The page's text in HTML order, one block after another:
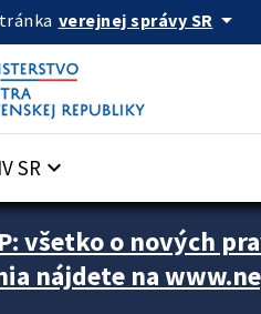
obsahverejnej správy SR arrow_drop_down
SR keyboard_arrow_down
posun upútavok
všetko o nových
nájdete na